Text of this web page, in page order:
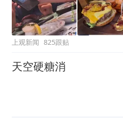
上观新闻 825跟贴
天空硬糖消